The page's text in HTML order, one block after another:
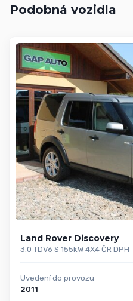
Podobná vozidla
Land Rover Discovery
3.0 TDV6 S 155kW 4X4 ČR DPH
Uvedení do provozu
2011